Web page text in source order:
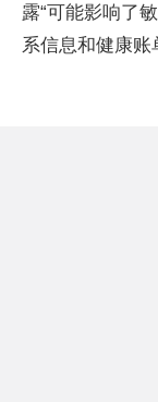
露“可能影响了
系信息和健康账